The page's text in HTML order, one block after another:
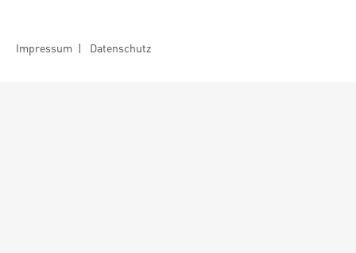
Impressum | Datenschutz